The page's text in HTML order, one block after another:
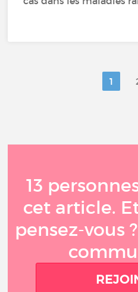
1
13
cet article.
pensez-vous